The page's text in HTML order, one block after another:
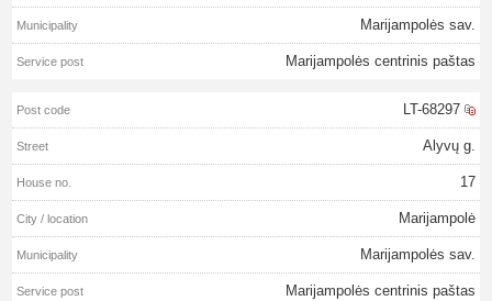
Marijampolės sav.
Marijampolės centrinis paštas
LT-68297
Alyvų g.
17
Marijampolė
Marijampolės sav.
Marijampolės centrinis paštas